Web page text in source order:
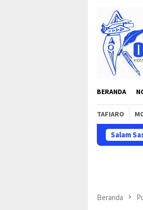
konten
BERANDA
TAFIARO
Salam
Beranda